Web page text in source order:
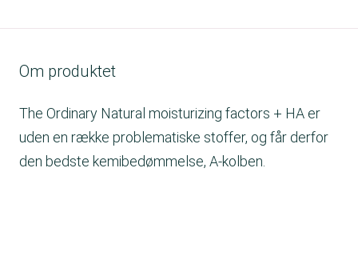
Om produktet
The Ordinary Natural moisturizing factors + HA er
uden en række problematiske stoffer, og får derfor
den bedste kemibedømmelse, A-kolben.